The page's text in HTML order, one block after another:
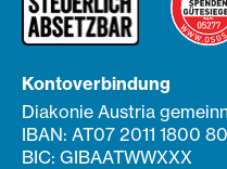
Kontoverbindung
Diakonie Austria
IBAN: AT07 2011 1800
BIC: GIBAATWWXXX